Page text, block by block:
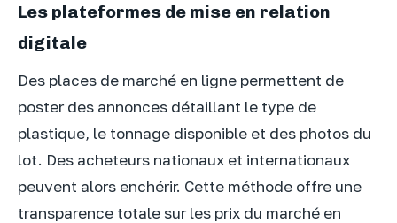
Les plateformes de mise en relation
digitale
Des places de marché en ligne permettent de
poster des annonces détaillant le type de
plastique, le tonnage disponible et des photos du
lot. Des acheteurs nationaux et internationaux
peuvent alors enchérir. Cette méthode offre une
transparence totale sur les prix du marché en